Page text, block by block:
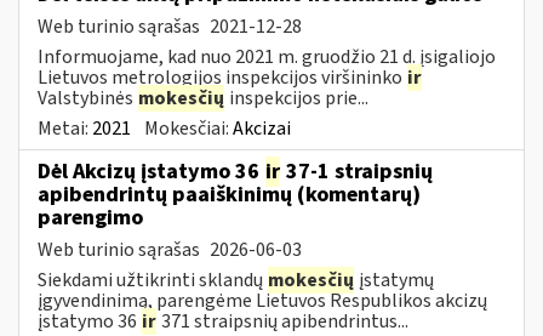
Web turinio sąrašas 2021-12-28
Informuojame, kad nuo 2021 m. gruodžio 21 d. įsigaliojo
Lietuvos metrologijos inspekcijos viršininko ir
Valstybinės mokesčių inspekcijos prie...
Metai: 2021 Mokesčiai:Akcizai
Dėl Akcizų įstatymo 36 ir 37-1 straipsnių
apibendrintų paaiškinimų (komentarų)
parengimo
Web turinio sąrašas 2026-06-03
Siekdami užtikrinti sklandų mokesčių įstatymų
įgyvendinimą, parengėme Lietuvos Respublikos akcizų
įstatymo 36 ir371 straipsnių apibendrintus...